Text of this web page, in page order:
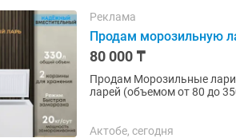
Реклама
Продам морозильную
80 000 ₸
Продам Морозильные лари «Бирюса» представлены широким ассортиментом горизонтальных
ларей (объемом от 80 до
Актобе, сегодня